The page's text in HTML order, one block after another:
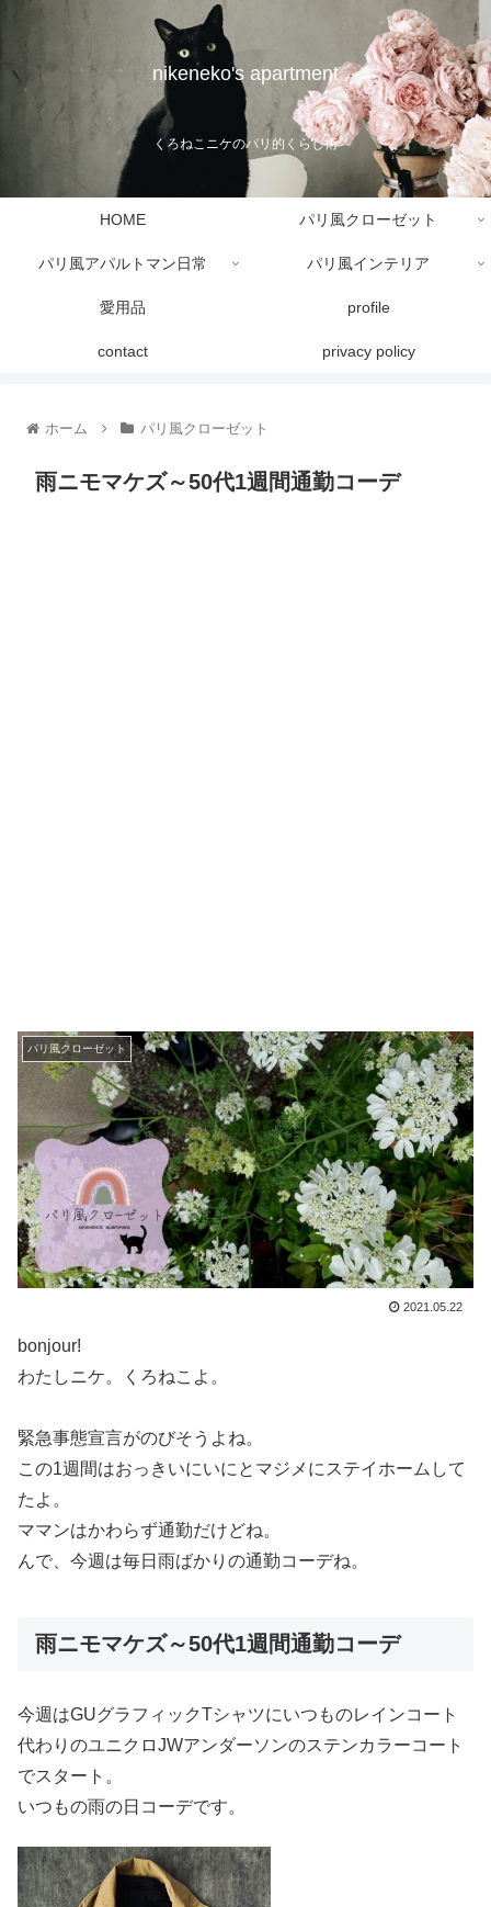
nikeneko's apartment
くろねこニケのパリ的くらし術
HOME パリ風クローゼット
パリ風アパルトマン日常 パリ風インテリア
愛用品 profile
contact privacy policy
ホーム パリ風クローゼット
雨ニモマケズ～50代1週間通勤コーデ
パリ風クローゼット
2021.05.22
bonjour!
わたしニケ。くろねこよ。
緊急事態宣言がのびそうよね。
この1週間はおっきいにいにとマジメにステイホームして
たよ。
ママンはかわらず通勤だけどね。
んで、今週は毎日雨ばかりの通勤コーデね。
雨ニモマケズ～50代1週間通勤コーデ
今週はGUグラフィックTシャツにいつものレインコート
代わりのユニクロJWアンダーソンのステンカラーコート
でスタート。
いつもの雨の日コーデです。